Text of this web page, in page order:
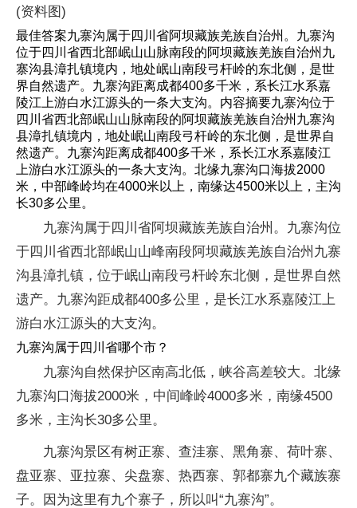
(资料图)
最佳答案九寨沟属于四川省阿坝藏族羌族自治州。九寨沟
位于四川省西北部岷山山脉南段的阿坝藏族羌族自治州九
寨沟县漳扎镇境内，地处岷山南段弓杆岭的东北侧，是世
界自然遗产。九寨沟距离成都400多千米，系长江水系嘉
陵江上游白水江源头的一条大支沟。内容摘要九寨沟位于
四川省西北部岷山山脉南段的阿坝藏族羌族自治州九寨沟
县漳扎镇境内，地处岷山南段弓杆岭的东北侧，是世界自
然遗产。九寨沟距离成都400多千米，系长江水系嘉陵江
上游白水江源头的一条大支沟。北缘九寨沟口海拔2000
米，中部峰岭均在4000米以上，南缘达4500米以上，主沟
长30多公里。
九寨沟属于四川省阿坝藏族羌族自治州。九寨沟位
于四川省西北部岷山山峰南段阿坝藏族羌族自治州九寨
沟县漳扎镇，位于岷山南段弓杆岭东北侧，是世界自然
遗产。九寨沟距成都400多公里，是长江水系嘉陵江上
游白水江源头的大支沟。
九寨沟属于四川省哪个市？
九寨沟自然保护区南高北低，峡谷高差较大。北缘
九寨沟口海拔2000米，中间峰岭4000多米，南缘4500
多米，主沟长30多公里。
九寨沟景区有树正寨、查洼寨、黑角寨、荷叶寨、
盘亚寨、亚拉寨、尖盘寨、热西寨、郭都寨九个藏族寨
子。因为这里有九个寨子，所以叫“九寨沟”。